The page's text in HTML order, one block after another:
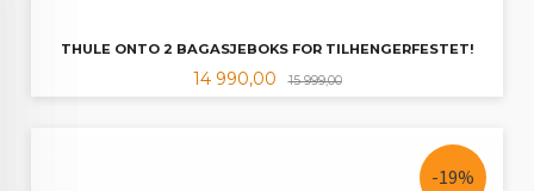
THULE ONTO 2 BAGASJEBOKS FOR TILHENGERFESTET!
Tilbud
14 990,00 15 999,00Rabatt
-19%